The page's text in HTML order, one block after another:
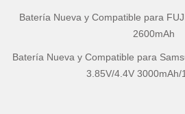
Batería Nueva y Compatible para
2600mAh
Batería Nueva y Compatible para
3.85V/4.4V 3000mAh/